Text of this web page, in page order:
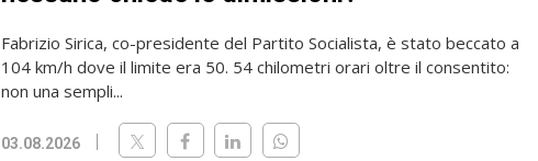
Fabrizio Sirica, co-presidente del Partito Socialista, è stato beccato a
104 km/h dove il limite era 50. 54 chilometri orari oltre il consentito:
non una sempli...
03.08.2026